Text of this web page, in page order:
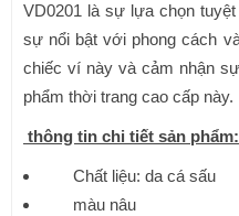
VD0201 là sự lựa chọn
sự nổi bật với phong cách
chiếc ví này và cảm nhận
phẩm thời trang cao cấp này.
thông tin chi tiết sản phẩm:
Chất liệu: da cá sấu
màu nâu